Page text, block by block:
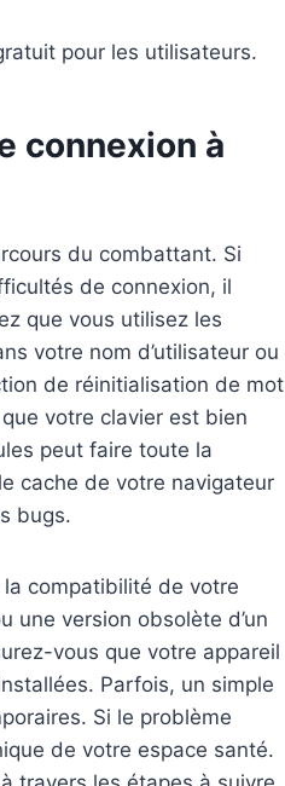
pour les utilisateurs.
connexion à
du combattant. Si
de connexion, il
que vous utilisez les
votre nom d’utilisateur ou
de réinitialisation de mot
votre clavier est bien
peut faire toute la
cache de votre navigateur
bugs.
compatibilité de votre
une version obsolète d’un
vous que votre appareil
Parfois, un simple
Si le problème
de votre espace santé.